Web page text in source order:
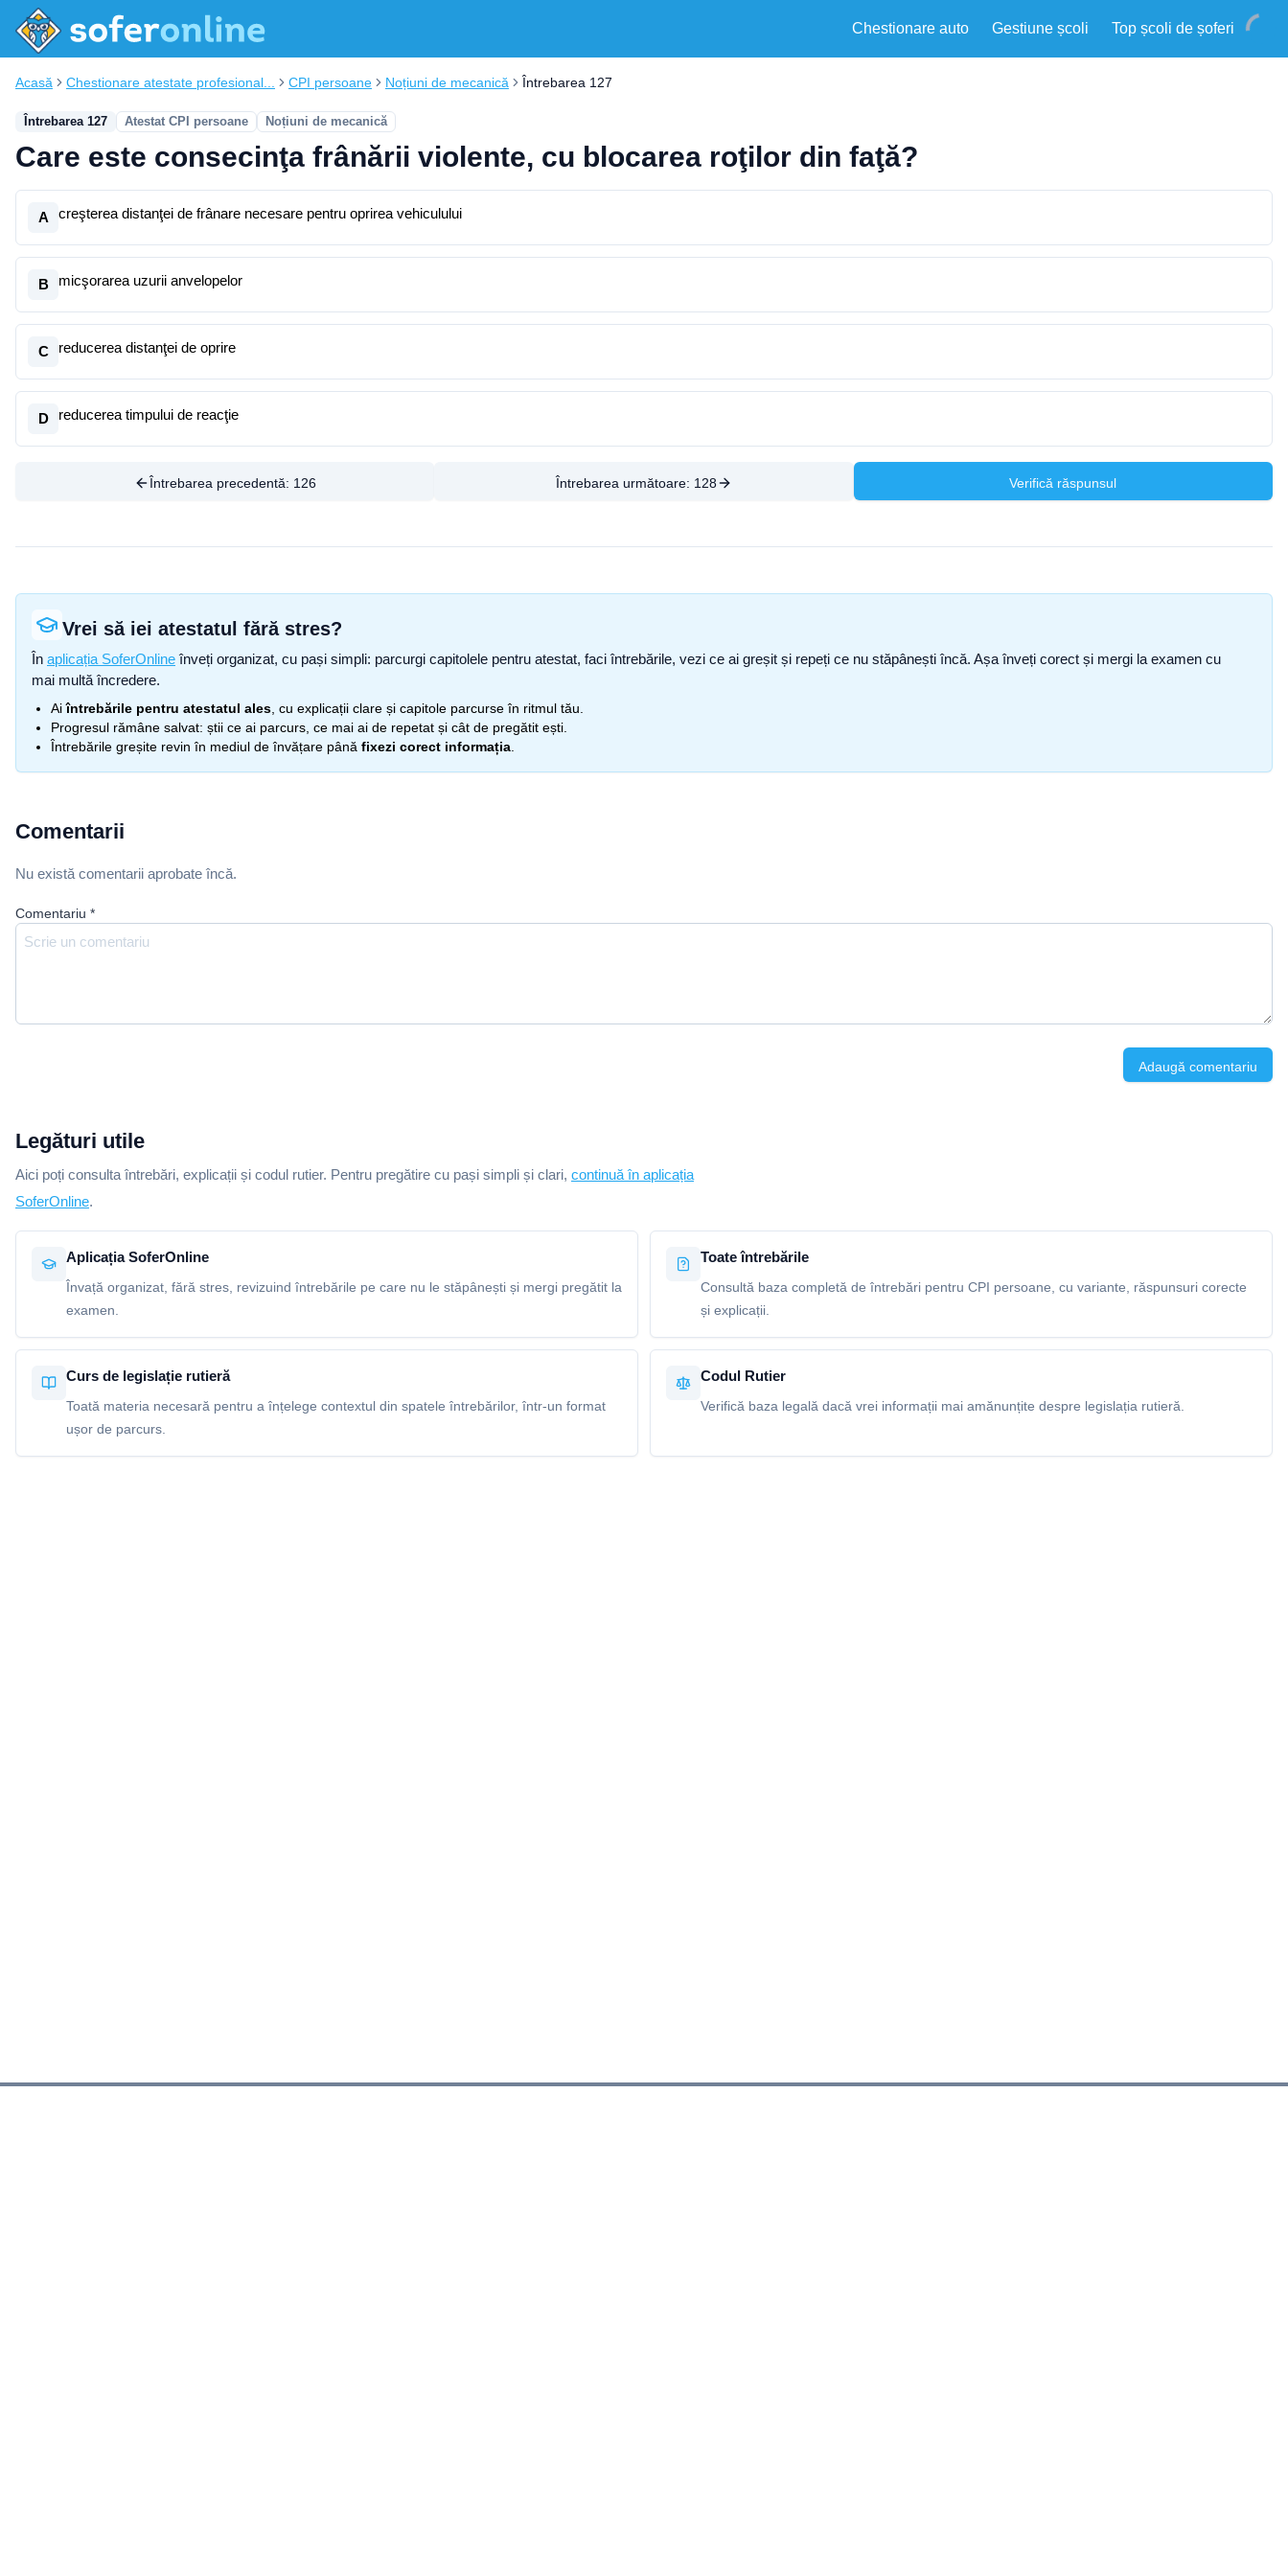
Chestionare auto Gestiune școli Top școli de șoferi
Acasă Chestionare atestate profesional... CPI persoane Noțiuni de mecanică Întrebarea 127
Întrebarea 127 Atestat CPI persoane Noțiuni de mecanică
Care este consecinţa frânării violente, cu blocarea roţilor din faţă?
A creşterea distanţei de frânare necesare pentru oprirea vehiculului
B micşorarea uzurii anvelopelor
C reducerea distanţei de oprire
D reducerea timpului de reacţie
Întrebarea precedentă: 126 Întrebarea următoare: 128 Verifică răspunsul
Vrei să iei atestatul fără stres?
În aplicația SoferOnline înveți organizat, cu pași simpli: parcurgi capitolele pentru atestat, faci întrebările, vezi ce ai greșit și repeți ce nu stăpânești încă. Așa înveți corect și mergi la examen cu
mai multă încredere.
Aiîntrebările pentru atestatul ales , cu explicații clare și capitole parcurse în ritmul tău.
Progresul rămâne salvat: știi ce ai parcurs, ce mai ai de repetat și cât de pregătit ești.
Întrebările greșite revin în mediul de învățare până fixezi corect informația
Comentarii
Nu există comentarii aprobate încă.
Comentariu *
Adaugă comentariu
Legături utile
Aici poți consulta întrebări, explicații și codul rutier. Pentru pregătire cu pași simpli și clari, continuă în aplicația
SoferOnline.
Aplicația SoferOnline
Învață organizat, fără stres, revizuind întrebările pe care nu le stăpânești și mergi pregătit la
examen.
Toate întrebările
Consultă baza completă de întrebări pentru CPI persoane, cu variante, răspunsuri corecte
și explicații.
Curs de legislație rutieră
Toată materia necesară pentru a înțelege contextul din spatele întrebărilor, într-un format
ușor de parcurs.
Codul Rutier
Verifică baza legală dacă vrei informații mai amănunțite despre legislația rutieră.